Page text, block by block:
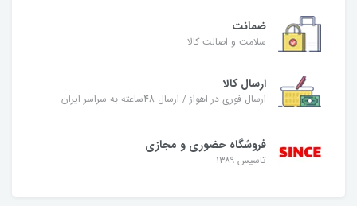
ضمانت
سلامت و اصالت کالا
ارسال کالا
ارسال فوری در اهواز / ارسال 48ساعته به سراسر ایران
فروشگاه حضوری و مجازی
تاسیس ۱۳۸۹